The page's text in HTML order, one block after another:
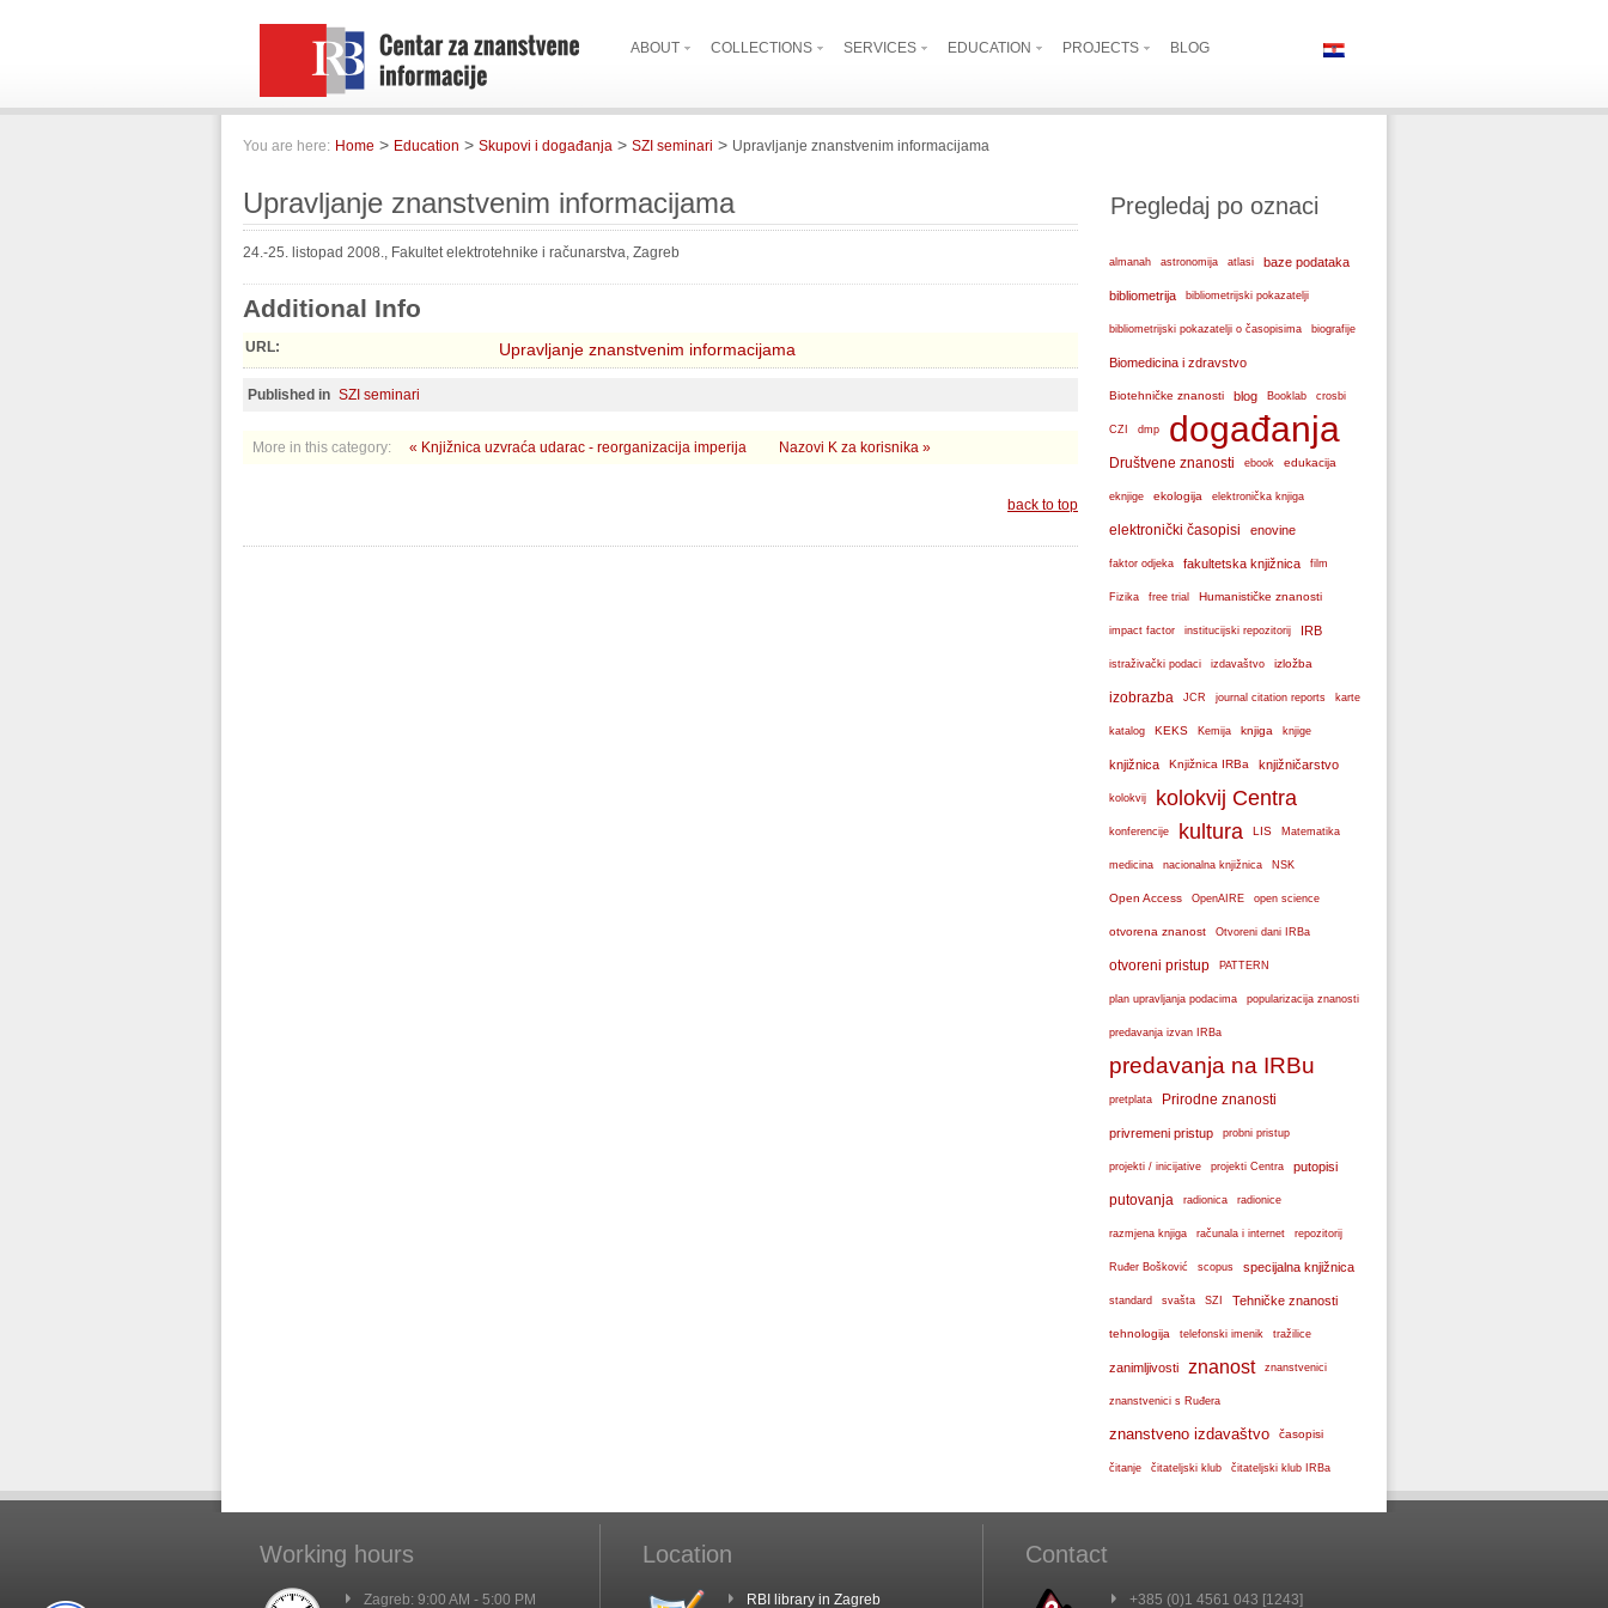
ABOUT COLLECTIONS SERVICES EDUCATION PROJECTS BLOG
You are here: Home > Education > Skupovi i događanja > SZI seminari > Upravljanje znanstvenim informacijama
Upravljanje znanstvenim informacijama
24.-25. listopad 2008., Fakultet elektrotehnike i računarstva, Zagreb
Additional Info
URL: Upravljanje znanstvenim informacijama
Published in SZI seminari
More in this category: « Knjižnica uzvraća udarac - reorganizacija imperija Nazovi K za korisnika »
back to top
Pregledaj po oznaci
almanah astronomija atlasi baze podataka
bibliometrija bibliometrijski pokazatelji
bibliometrijski pokazatelji o časopisima biografije
Biomedicina i zdravstvo
Biotehničke znanosti blog Booklab crosbi
CZI dmp događanja
Društvene znanosti ebook edukacija
eknjige ekologija elektronička knjiga
elektronički časopisi enovine
faktor odjeka fakultetska knjižnica film
Fizika free trial Humanističke znanosti
impact factor institucijski repozitorij IRB
istraživački podaci izdavaštvo izložba
izobrazba JCR journal citation reports karte
katalog KEKS Kemija knjiga knjige
knjižnica Knjižnica IRBa knjižničarstvo
kolokvij kolokvij Centra
konferencije kultura LIS Matematika
medicina nacionalna knjižnica NSK
Open Access OpenAIRE open science
otvorena znanost Otvoreni dani IRBa
otvoreni pristup PATTERN
plan upravljanja podacima popularizacija znanosti
predavanja izvan IRBa
predavanja na IRBu
pretplata Prirodne znanosti
privremeni pristup probni pristup
projekti / inicijative projekti Centra putopisi
putovanja radionica radionice
razmjena knjiga računala i internet repozitorij
Ruđer Bošković scopus specijalna knjižnica
standard svašta SZI Tehničke znanosti
tehnologija telefonski imenik tražilice
zanimljivosti znanost znanstvenici
znanstvenici s Ruđera
znanstveno izdavaštvo časopisi
čitanje čitateljski klub čitateljski klub IRBa
Working hours
Zagreb: 9:00 AM - 5:00 PM
Location
RBI library in Zagreb
Contact
+385 (0)1 4561 043 [1243]